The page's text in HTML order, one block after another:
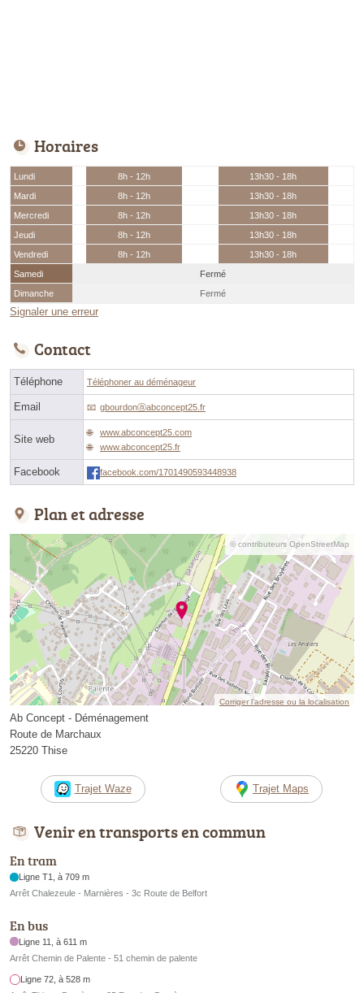
Horaires
Lundi 8h - 12h
13h30 - 18h
Mardi
8h - 12h
13h30 - 18h
Mercredi
8h - 12h
13h30 - 18h
Jeudi
8h - 12h
13h30 - 18h
Vendredi
8h - 12h
13h30 - 18h
Samedi
Fermé
Dimanche
Fermé
Signaler une erreur
Contact
Téléphone Téléphoner au déménageur
Email gbourdonⓐabconcept25.fr
Site web
www.abconcept25.com
www.abconcept25.fr
Facebook facebook.com/1701490593448938
Plan et adresse
© contributeurs OpenStreetMap
Corriger l’adresse ou la localisation
Ab Concept - Déménagement
Route de Marchaux
25220 Thise
Trajet Waze Trajet Maps
Venir en transports en commun
En tram
Ligne T1, à 709 m
Arrêt Chalezeule - Marnières - 3c Route de Belfort
En bus
Ligne 11, à 611 m
Arrêt Chemin de Palente - 51 chemin de palente
Ligne 72, à 528 m